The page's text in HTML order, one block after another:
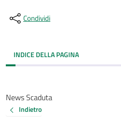
Condividi
INDICE DELLA PAGINA
News Scaduta
Indietro